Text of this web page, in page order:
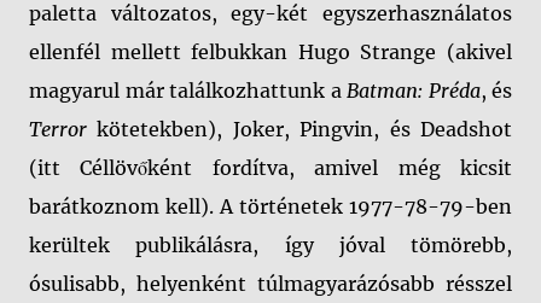
paletta változatos, egy-két egyszerhasználatos
ellenfél mellett felbukkan Hugo Strange (akivel
magyarul már találkozhattunk a Batman: Préda, és
Terror kötetekben), Joker, Pingvin, és Deadshot
(itt Céllövőként fordítva, amivel még kicsit
barátkoznom kell). A történetek 1977-78-79-ben
kerültek publikálásra, így jóval tömörebb,
ósulisabb, helyenként túlmagyarázósabb résszel